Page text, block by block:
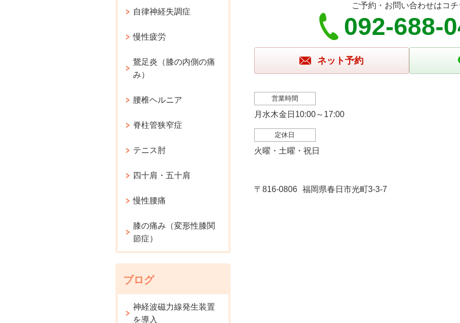
ご予約・お問い合わせはコ
092-688-
ネット予約
営業時間
月水木金日10:00～17:00
定休日
火曜・土曜・祝日
〒816-0806 福岡県春日市光町3-3-7
自律神経失調症
慢性疲労
鵞足炎（膝の内側の痛
み）
腰椎ヘルニア
脊柱管狭窄症
テニス肘
四十肩・五十肩
慢性腰痛
膝の痛み（変形性膝関
節症）
ブログ
神経波磁力線発生装置
を導入